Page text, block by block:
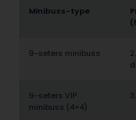
Minibuss-type
9-seters minibuss
9-seters VIP
minibuss (4×4)